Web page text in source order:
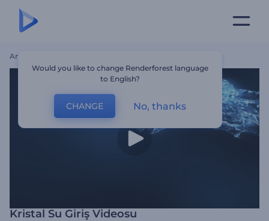
Ana Sayfa
Kristal Su Giriş Videosu
Would you like to change Renderforest language
to English?
CHANGE No, thanks